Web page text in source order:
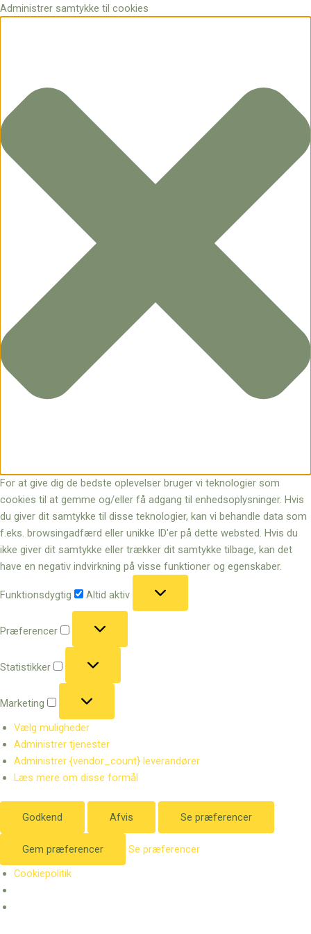
Administrer samtykke til cookies
For at give dig de bedste oplevelser bruger vi teknologier som
cookies til at gemme og/eller få adgang til enhedsoplysninger. Hvis
du giver dit samtykke til disse teknologier, kan vi behandle data som
f.eks. browsingadfærd eller unikke ID'er på dette websted. Hvis du
ikke giver dit samtykke eller trækker dit samtykke tilbage, kan det
have en negativ indvirkning på visse funktioner og egenskaber.
Funktionsdygtig
Altid aktiv
Præferencer
Statistikker
Marketing
Vælg muligheder
Administrer tjenester
Administrer {vendor_count} leverandører
Læs mere om disse formål
Godkend Afvis Se præferencer
Gem præferencer
Se præferencer
Cookiepolitik